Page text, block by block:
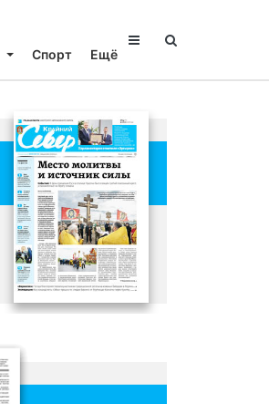
Спорт Ещё